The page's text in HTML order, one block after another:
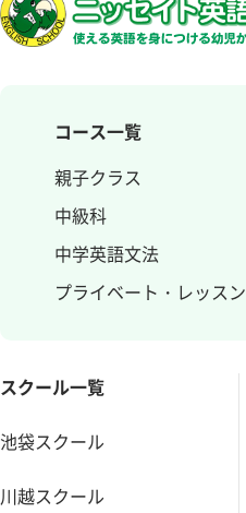
コース一覧
親子クラス
中級科
中学英語文法
プライベート・レッスン
スクール一覧
池袋スクール
川越スクール